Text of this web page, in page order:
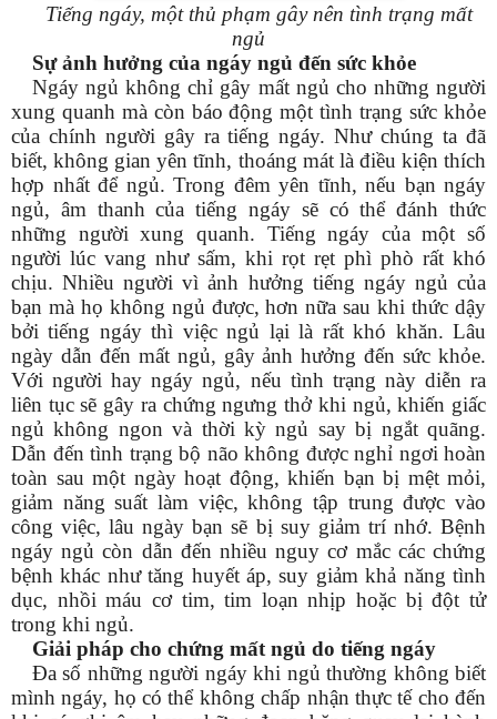
Tiếng ngáy, một thủ phạm gây nên tình trạng mất
ngủ
Sự ảnh hưởng của ngáy ngủ đến sức khỏe
Ngáy ngủ không chỉ gây mất ngủ cho những người
xung quanh mà còn báo động một tình trạng sức khỏe
của chính người gây ra tiếng ngáy. Như chúng ta đã
biết, không gian yên tĩnh, thoáng mát là điều kiện thích
hợp nhất để ngủ. Trong đêm yên tĩnh, nếu bạn ngáy
ngủ, âm thanh của tiếng ngáy sẽ có thể đánh thức
những người xung quanh. Tiếng ngáy của một số
người lúc vang như sấm, khi rọt rẹt phì phò rất khó
chịu. Nhiều người vì ảnh hưởng tiếng ngáy ngủ của
bạn mà họ không ngủ được, hơn nữa sau khi thức dậy
bởi tiếng ngáy thì việc ngủ lại là rất khó khăn. Lâu
ngày dẫn đến mất ngủ, gây ảnh hưởng đến sức khỏe.
Với người hay ngáy ngủ, nếu tình trạng này diễn ra
liên tục sẽ gây ra chứng ngưng thở khi ngủ, khiến giấc
ngủ không ngon và thời kỳ ngủ say bị ngắt quãng.
Dẫn đến tình trạng bộ não không được nghỉ ngơi hoàn
toàn sau một ngày hoạt động, khiến bạn bị mệt mỏi,
giảm năng suất làm việc, không tập trung được vào
công việc, lâu ngày bạn sẽ bị suy giảm trí nhớ. Bệnh
ngáy ngủ còn dẫn đến nhiều nguy cơ mắc các chứng
bệnh khác như tăng huyết áp, suy giảm khả năng tình
dục, nhồi máu cơ tim, tim loạn nhịp hoặc bị đột tử
trong khi ngủ.
Giải pháp cho chứng mất ngủ do tiếng ngáy
Đa số những người ngáy khi ngủ thường không biết
mình ngáy, họ có thể không chấp nhận thực tế cho đến